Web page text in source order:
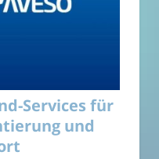
Services für
und